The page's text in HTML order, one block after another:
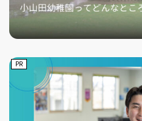
PR